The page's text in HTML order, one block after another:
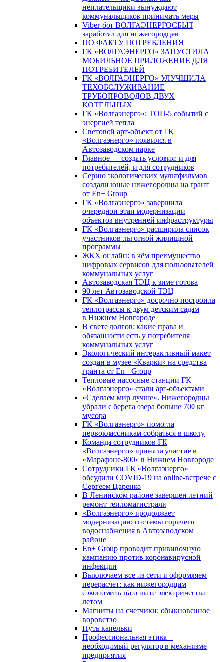
неплательщики вынуждают
коммунальщиков принимать меры
Viber-бот ВОЛГАЭНЕРГОСБЫТ
заработал для нижегородцев
ПО ФАКТУ ПОТРЕБЛЕНИЯ
ГК «ВОЛГАЭНЕРГО» ЗАПУСТИЛА
МОБИЛЬНОЕ ПРИЛОЖЕНИЕ ДЛЯ
ПОТРЕБИТЕЛЕЙ
ГК «ВОЛГАЭНЕРГО» УЛУЧШИЛА
ТЕХОБСЛУЖИВАНИЕ
ТРУБОПРОВОДОВ ДВУХ
КОТЕЛЬНЫХ
ГК «Волгаэнерго»: ТОП-5 событий с
энергией тепла
Световой арт-объект от ГК
«Волгаэнерго» появился в
Автозаводском парке
Главное — создать условия: и для
потребителей, и для сотрудников
Серию экологических мультфильмов
создали юные нижегородцы на грант
от En+ Group
ГК «Волгаэнерго» завершила
очередной этап модернизации
объектов внутренней инфраструктуры
ГК «Волгаэнерго» расширила список
участников льготной жилищной
программы
ЖКХ онлайн: в чём преимущество
цифровых сервисов для пользователей
коммунальных услуг
Автозаводская ТЭЦ к зиме готова
90 лет Автозаводской ТЭЦ
ГК «Волгаэнерго» досрочно построила
теплотрассы к двум детским садам
в Нижнем Новгороде
В свете долгов: какие права и
обязанности есть у потребителя
коммунальных услуг
Экологический интерактивный макет
создан в музее «Кварки» на средства
гранта от En+ Group
Тепловые насосные станции ГК
«Волгаэнерго» стали арт-объектами
«Сделаем мир лучше». Нижегородцы
убрали с берега озера больше 700 кг
мусора
ГК «Волгаэнерго» помогла
первоклассникам собраться в школу
Команда сотрудников ГК
«Волгаэнерго» приняла участие в
«Марафоне-800» в Нижнем Новгороде
Сотрудники ГК «Волгаэнерго»
обсудили COVID-19 на online-встрече с
Сергеем Царенко
В Ленинском районе завершен летний
ремонт тепломагистрали
«Волгаэнерго» продолжает
модернизацию системы горячего
водоснабжения в Автозаводском
районе
En+ Group проводит прививочную
кампанию против коронавирусной
инфекции
Выключаем все из сети и оформляем
перерасчет: как нижегородцам
сэкономить на оплате электричества
летом
Магниты на счетчики: обыкновенное
воровство
Путь капельки
Профессиональная этика –
необходимый регулятор в механизме
предприятия